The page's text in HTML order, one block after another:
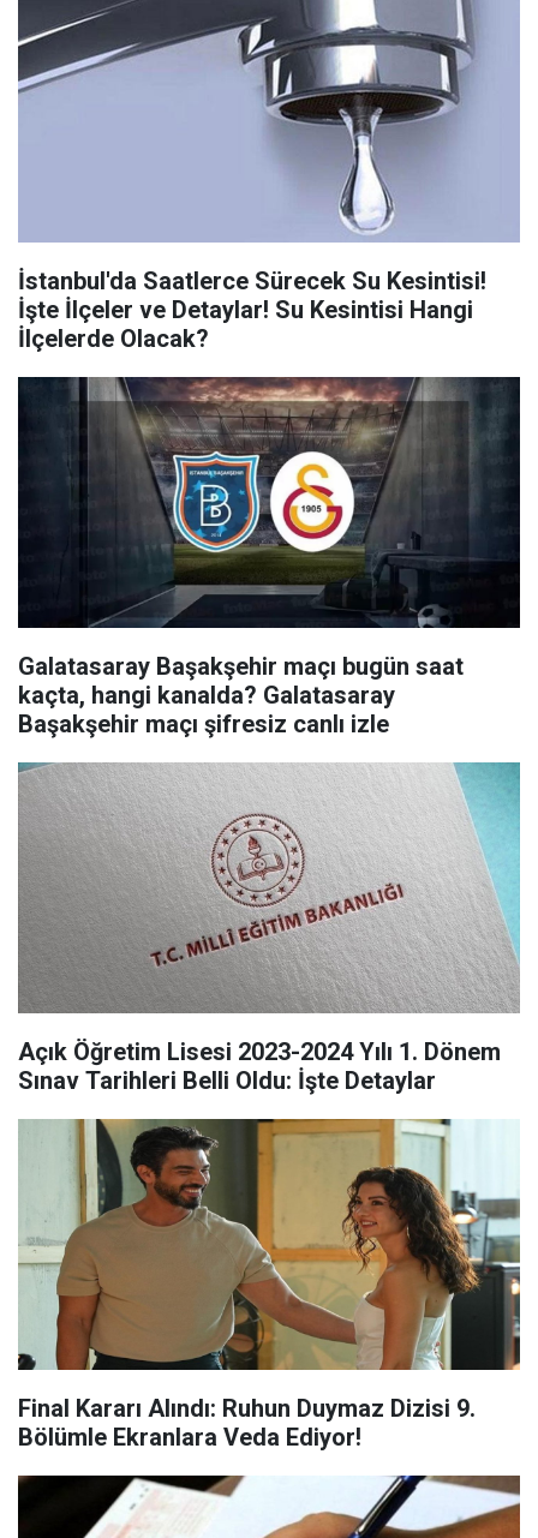
İstanbul'da Saatlerce Sürecek Su Kesintisi!
İşte İlçeler ve Detaylar! Su Kesintisi Hangi
İlçelerde Olacak?
Galatasaray Başakşehir maçı bugün saat
kaçta, hangi kanalda? Galatasaray
Başakşehir maçı şifresiz canlı izle
Açık Öğretim Lisesi 2023-2024 Yılı 1. Dönem
Sınav Tarihleri Belli Oldu: İşte Detaylar
Final Kararı Alındı: Ruhun Duymaz Dizisi 9.
Bölümle Ekranlara Veda Ediyor!